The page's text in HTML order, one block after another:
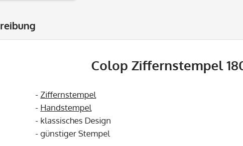
Colop Ziffernstempel
- Ziffernstempel
- Handstempel
- klassisches Design
- günstiger Stempel